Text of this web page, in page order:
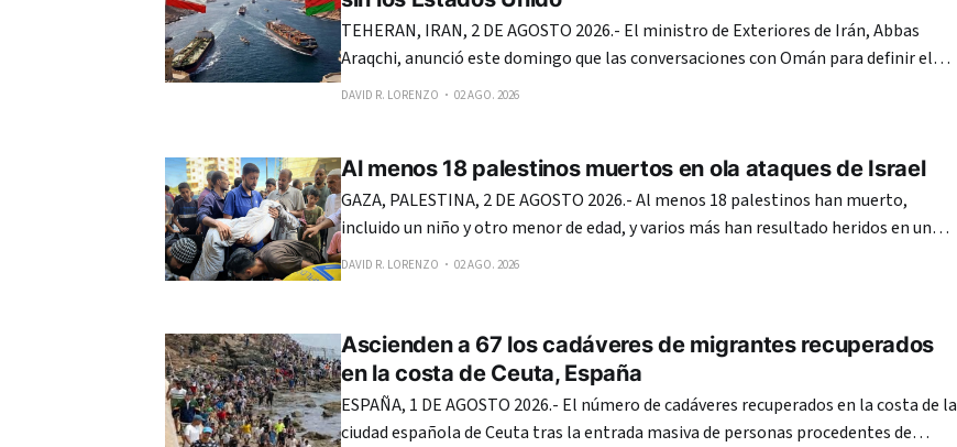
TEHERAN, IRAN, 2 DE AGOSTO 2026.- El ministro de Exteriores de Irán, Abbas
Araqchi, anunció este domingo que las conversaciones con Omán para definir el
estatus del estrecho de Ormuz entraron en su «fase final» y reiteró que Estados
DAVID R. LORENZO 02 AGO. 2026
Al menos 18 palestinos muertos en ola ataques de Israel
GAZA, PALESTINA, 2 DE AGOSTO 2026.- Al menos 18 palestinos han muerto,
incluido un niño y otro menor de edad, y varios más han resultado heridos en una
nueva serie de ataques ejecutados en la madrugada de este domingo por el
DAVID R. LORENZO 02 AGO. 2026
Ascienden a 67 los cadáveres de migrantes recuperados
en la costa de Ceuta, España
ESPAÑA, 1 DE AGOSTO 2026.- El número de cadáveres recuperados en la costa de la
ciudad española de Ceuta tras la entrada masiva de personas procedentes de